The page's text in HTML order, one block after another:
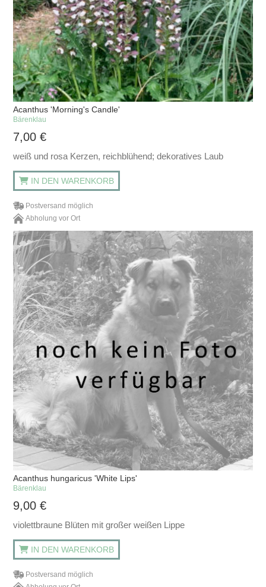
Acanthus 'Morning's Candle'
Bärenklau
7,00€
weiß und rosa Kerzen, reichblühend; dekoratives Laub
IN DEN WARENKORB
Postversand möglich
Abholung vor Ort
Acanthus hungaricus 'White Lips'
Bärenklau
9,00€
violettbraune Blüten mit großer weißen Lippe
IN DEN WARENKORB
Postversand möglich